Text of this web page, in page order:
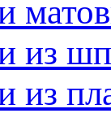
из
из